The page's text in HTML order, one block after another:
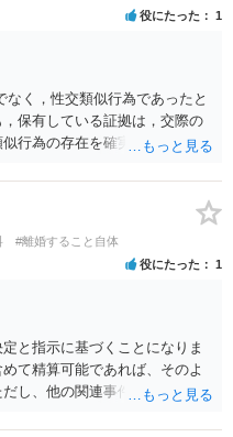
役にたった 1
く，性交類似行為であったと
保有している証拠は，交際の
行為の存在を確実に証明でき
，慰謝料請求を進めることで
いては，婚姻破綻に至っていな
なるかもしれません。 ②夫との
を検討するのがよいと思いま
力を強めることも含む）でき
いう考え方でもよいでしょ
ることが前提であり，その価
す。 ③行政書士に委任をして
なのか不明ですが，その行政
るか，訴訟にするか，その点
めているのか，それさえも否
方は変わってくると思いま
#離婚すること自体
役にたった 1
と指示に基づくことになりま
て精算可能であれば、そのよ
し、他の関連事件でも相手方